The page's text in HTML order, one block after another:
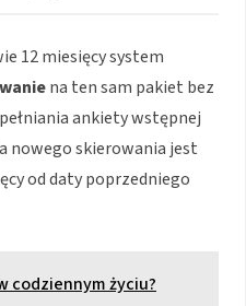
12 miesięcy system
na ten sam pakiet bez
ankiety wstępnej
nowego skierowania jest
od daty poprzedniego
codziennym życiu?